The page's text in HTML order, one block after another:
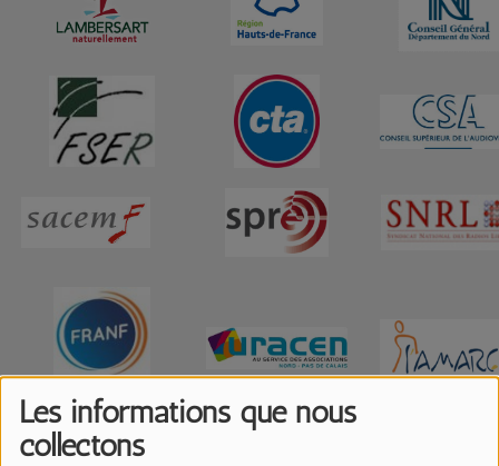
Les informations que nous
collectons